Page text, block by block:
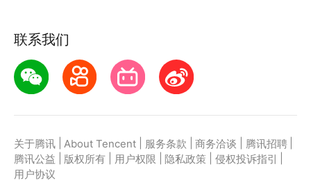
联系我们
关于腾讯 About Tencent 服务条款 商务洽谈 腾讯招聘
腾讯公益
版权所有 用户权限 隐私政策 侵权投诉指引
用户协议